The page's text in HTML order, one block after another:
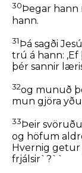
30 Þegar
hann.
31Þá sagði
trú á hann:
þér sannir
32og munuð
mun gjöra
33 Þeir
og höfum
Hvernig getur
frjálsir` ?``